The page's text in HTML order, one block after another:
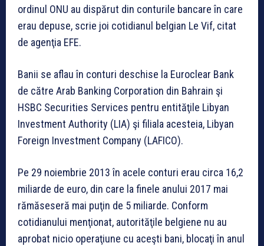
ordinul ONU au dispărut din conturile bancare în care
erau depuse, scrie joi cotidianul belgian Le Vif, citat
de agenţia EFE.
Banii se aflau în conturi deschise la Euroclear Bank
de către Arab Banking Corporation din Bahrain şi
HSBC Securities Services pentru entităţile Libyan
Investment Authority (LIA) şi filiala acesteia, Libyan
Foreign Investment Company (LAFICO).
Pe 29 noiembrie 2013 în acele conturi erau circa 16,2
miliarde de euro, din care la finele anului 2017 mai
rămăseseră mai puţin de 5 miliarde. Conform
cotidianului menţionat, autorităţile belgiene nu au
aprobat nicio operaţiune cu aceşti bani, blocaţi în anul